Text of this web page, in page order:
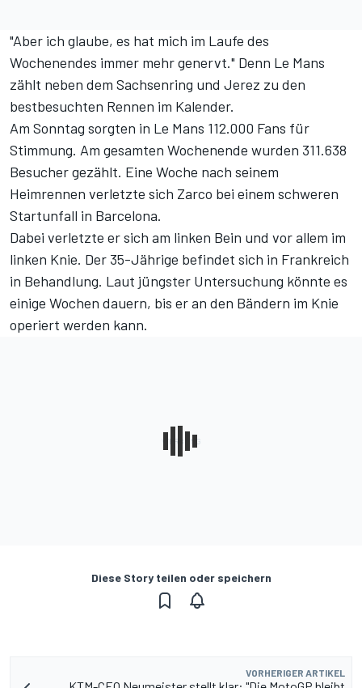
"Aber ich glaube, es hat mich im Laufe des
Wochenendes immer mehr genervt." Denn Le Mans
zählt neben dem Sachsenring und Jerez zu den
bestbesuchten Rennen im Kalender.
Am Sonntag sorgten in Le Mans 112.000 Fans für
Stimmung. Am gesamten Wochenende wurden 311.638
Besucher gezählt. Eine Woche nach seinem
Heimrennen verletzte sich Zarco bei einem schweren
Startunfall in Barcelona.
Dabei verletzte er sich am linken Bein und vor allem im
linken Knie. Der 35-Jährige befindet sich in Frankreich
in Behandlung. Laut jüngster Untersuchung könnte es
einige Wochen dauern, bis er an den Bändern im Knie
operiert werden kann.
Diese Story teilen oder speichern
VORHERIGER ARTIKEL